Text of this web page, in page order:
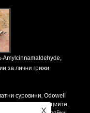
Amylcinnamaldehyde,
за лични грижи
суровини, Odowell
към иновациите,
X